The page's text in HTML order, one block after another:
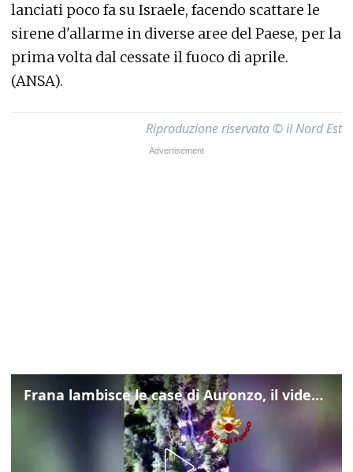
lanciati poco fa su Israele, facendo scattare le
sirene d'allarme in diverse aree del Paese, per la
prima volta dal cessate il fuoco di aprile.
(ANSA).
Riproduzione riservata © il Nord Est
Frana lambisce le case di Auronzo, il video dall'elicottero dei vigili del fuoco